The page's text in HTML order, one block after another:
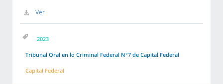
Ver
2023
Tribunal Oral en lo Criminal Federal N°7 de Capital Federal
Capital Federal